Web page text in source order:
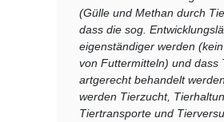
(Gülle und Methan durch
dass die sog.
eigenständiger werden
von Futtermitteln) und dass
artgerecht behandelt
werden Tierzucht,
Tiertransporte und